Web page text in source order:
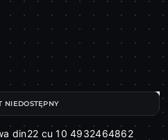
din22 cu 10 4932464862
NIEDOSTĘPNY